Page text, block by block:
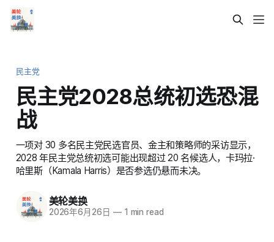
民主党
民主党2028总统初选恐混
战
一项对 30 多名民主党民选官员、金主和策略师的采访显示，
2028 年民主党总统初选可能出现超过 20 名候选人，卡玛拉·
哈里斯（Kamala Harris）是否参选仍悬而未决。
美轮美换
2026年6月26日 —1 min read